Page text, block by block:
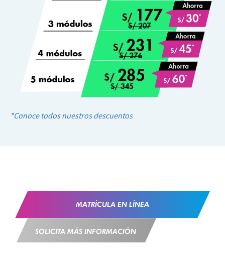
*Conoce todos nuestros descuentos
MATRÍCULA EN LÍNEA
SOLICITA MÁS INFORMACIÓN